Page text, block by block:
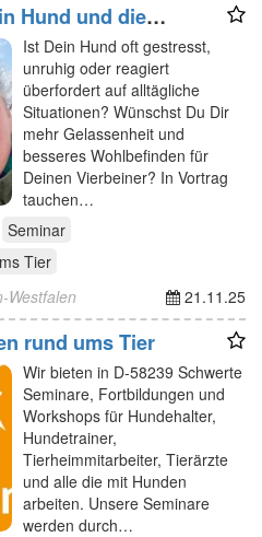
Hund und die
Vortrag - U.
Ist Dein Hund oft gestresst,
unruhig oder reagiert
überfordert auf alltägliche
Situationen? Wünschst Du Dir
mehr Gelassenheit und
besseres Wohlbefinden für
Deinen Vierbeiner? In Vortrag
tauchen…
Seminar
Tier
Westfalen 21.11.25
rund ums Tier
Wir bieten in D-58239 Schwerte
Seminare, Fortbildungen und
Workshops für Hundehalter,
Hundetrainer,
Tierheimmitarbeiter, Tierärzte
und alle die mit Hunden
arbeiten. Unsere Seminare
werden durch…